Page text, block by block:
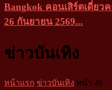
Bangkok คอนเสิร์ตเดี่ยว
26 กันยายน 2569...
ข่าวบันเทิง
หน้าแรก ข่าวบันเทิง หน้า 49